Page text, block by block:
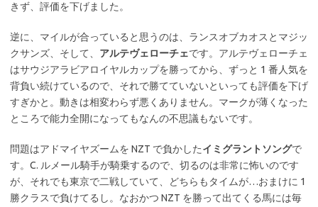
きず、評価を下げました。
逆に、マイルが合っていると思うのは、ランスオブカオスとマジッ
クサンズ、そして、 アルテヴェローチェです。アルテヴェローチェ
はサウジアラビアロイヤルカップを勝ってから、ずっと 1 番人気を
背負い続けているので、それで勝てていないといっても評価を下げ
すぎかと。動きは相変わらず悪くありません。マークが薄くなった
ところで能力全開になってもなんの不思議もないです。
問題はアドマイヤズームを NZT で負かしたイミグラントソングで
す。C. ルメール騎手が騎乗するので、切るのは非常に怖いのです
が、それでも東京で二戦していて、どちらもタイムが…おまけに 1
勝クラスで負けてるし。なおかつ NZT を勝って出てくる馬には毎